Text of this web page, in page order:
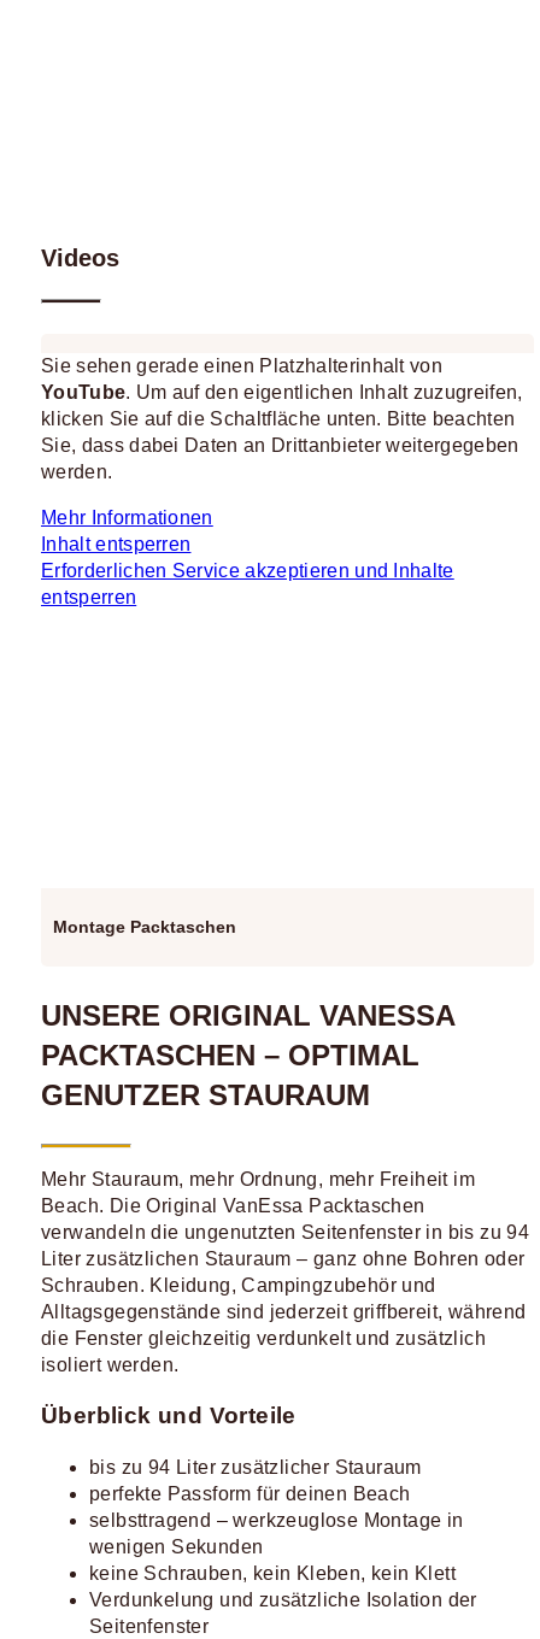
Videos
Sie sehen gerade einen Platzhalterinhalt von
YouTube. Um auf den eigentlichen Inhalt zuzugreifen,
klicken Sie auf die Schaltfläche unten. Bitte beachten
Sie, dass dabei Daten an Drittanbieter weitergegeben
werden.
Mehr Informationen
Inhalt entsperren
Erforderlichen Service akzeptieren und Inhalte
entsperren
Montage Packtaschen
UNSERE ORIGINAL VANESSA
PACKTASCHEN – OPTIMAL
GENUTZER STAURAUM
Mehr Stauraum, mehr Ordnung, mehr Freiheit im
Beach. Die Original VanEssa Packtaschen
verwandeln die ungenutzten Seitenfenster in bis zu 94
Liter zusätzlichen Stauraum – ganz ohne Bohren oder
Schrauben. Kleidung, Campingzubehör und
Alltagsgegenstände sind jederzeit griffbereit, während
die Fenster gleichzeitig verdunkelt und zusätzlich
isoliert werden.
Überblick und Vorteile
bis zu 94 Liter zusätzlicher Stauraum
perfekte Passform für deinen Beach
selbsttragend – werkzeuglose Montage in
wenigen Sekunden
keine Schrauben, kein Kleben, kein Klett
Verdunkelung und zusätzliche Isolation der
Seitenfenster